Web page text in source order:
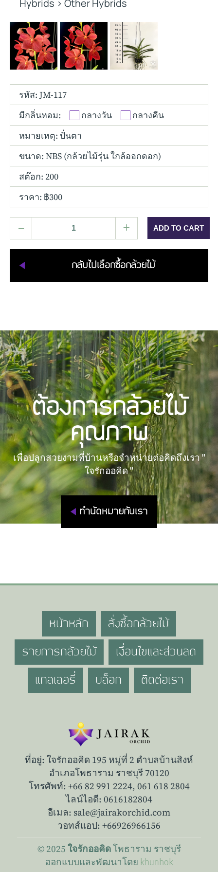
Tolumnia
Vanda
Hybrids > Other Hybrids
รหัส: JM-117
มีกลิ่นหอม:
กลางวัน
กลางคืน
หมายเหตุ: ปั่นตา
ขนาด: NBS (กล้วยไม้รุ่น ใกล้ออกดอก)
สต๊อก: 200
ราคา: ฿300
– +
กลับไปเลือกซื้อกล้วยไม้
ต้องการกล้วยไม้
คุณภาพ
เพื่อปลูกสวยงามที่บ้านหรือจำหน่ายต่อคิดถึงเรา "
ใจรักออคิด "
ทำนัดหมายกับเรา
หน้าหลัก สั่งซื้อกล้วยไม้
รายการกล้วยไม้ เงื่อนไขและส่วนลด
แกลเลอรี่ บล็อก ติดต่อเรา
ที่อยู่: ใจรักออคิด 195 หมู่ที่ 2 ตำบลบ้านสิงห์
อำเภอโพธาราม ราชบุรี 70120
โทรศัพท์: +66 82 991 2224, 061 618 2804
ไลน์ไอดี: 0616182804
อีเมล: sale@jairakorchid.com
วอทส์แอป: +66926966156
© 2025 ใจรักออคิด โพธาราม ราชบุรี
ออกแบบและพัฒนาโดย khunhok